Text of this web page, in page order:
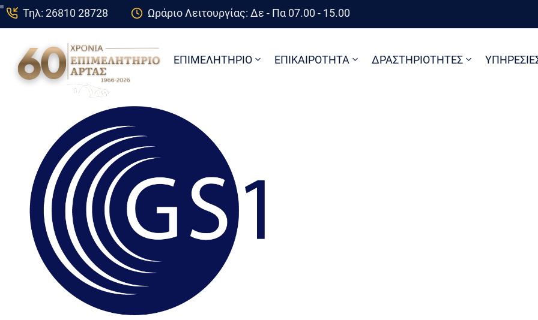
Τηλ: 26810 28728 Ωράριο Λειτουργίας: Δε - Πα 07.00 - 15.00
ΕΠΙΜΕΛΗΤΗΡΙΟ ΕΠΙΚΑΙΡΟΤΗΤΑ ΔΡΑΣΤΗΡΙΟΤΗΤΕΣ